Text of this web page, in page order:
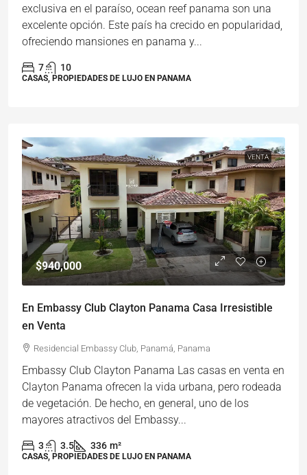
exclusiva en el paraíso, ocean reef panama son una
excelente opción. Este país ha crecido en popularidad,
ofreciendo mansiones en panama y...
7 10
CASAS, PROPIEDADES DE LUJO EN PANAMA
VENTA
$940,000
En Embassy Club Clayton Panama Casa Irresistible
en Venta
Residencial Embassy Club, Panamá, Panama
Embassy Club Clayton Panama Las casas en venta en
Clayton Panama ofrecen la vida urbana, pero rodeada
de vegetación. De hecho, en general, uno de los
mayores atractivos del Embassy...
3 3.5 336 m²
CASAS, PROPIEDADES DE LUJO EN PANAMA